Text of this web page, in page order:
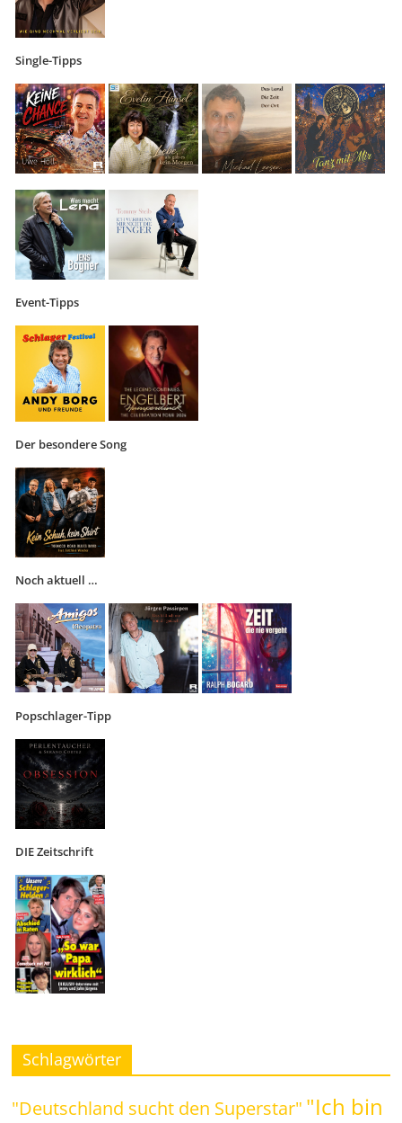
Single-Tipps
Event-Tipps
Der besondere Song
Noch aktuell …
Popschlager-Tipp
DIE Zeitschrift
Schlagwörter
"Deutschland sucht den Superstar" "Ich bin